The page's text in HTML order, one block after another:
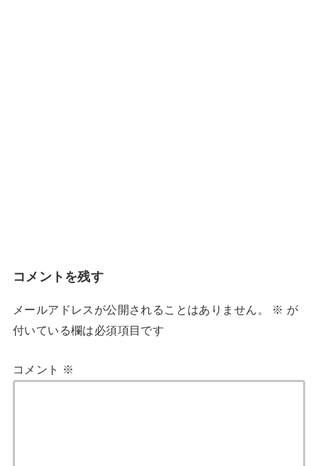
コメントを残す
メールアドレスが公開されることはありません。 ※ が
付いている欄は必須項目です
コメント ※